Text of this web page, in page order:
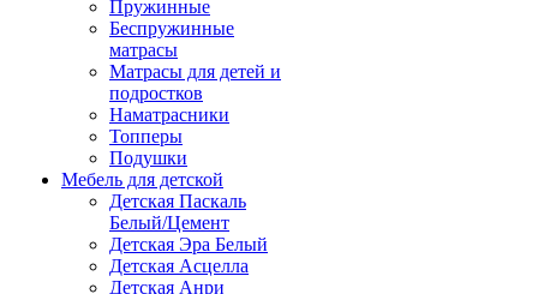
Пружинные
Беспружинные
матрасы
Матрасы для детей и
подростков
Наматрасники
Топперы
Подушки
Мебель для детской
Детская Паскаль
Белый/Цемент
Детская Эра Белый
Детская Асцелла
Детская Анри